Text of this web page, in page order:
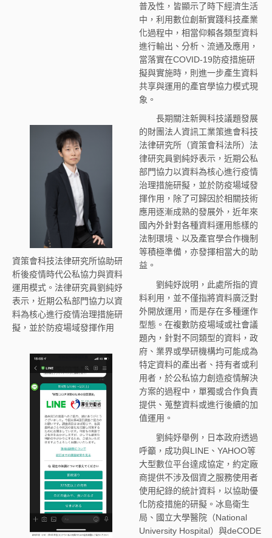
資策會科技法律研究所協助研
析後疫情時代公私協力與資料
運用模式。法律研究員劉純妤
表示，近期公私部門協力以資
料為核心進行疫情治理措施研
擬，並於防疫場域發揮作用
普及性，皆顯示了時下經濟生活
中，利用數位創新實踐科技產業
化過程中，相當仰賴各類型資料
進行輸出、分析、流通及應用，
當落實在COVID-19防疫措施研
擬與實施時，則進一步產生資料
共享與運用的產官學協力模式現
象。
長期關注新興科技議題發展
的財團法人資訊工業策進會科技
法律研究所（資策會科法所）法
律研究員劉純妤表示，近期公私
部門協力以資料為核心進行疫情
治理措施研擬，並於防疫場域發
揮作用，除了可歸因於相關技術
應用逐漸成熟的發展外，近年來
國內外針對各種資料運用態樣的
法制環境、以及產官學合作機制
等積極準備，亦發揮相當大的助
益。
劉純妤說明，此處所指的資
料利用，並不僅指將資料廣泛對
外開放運用，而是存在多種運作
型態。在複數防疫場域或社會議
題內，針對不同類型的資料，政
府、業界或學研機構均可能成為
特定資料的產出者、持有者或利
用者，於公私協力創造疫情解決
方案的過程中，單獨或合作負責
提供、蒐整資料或進行後續的加
值運用。
劉純妤舉例，日本政府透過
呼籲，成功與LINE、YAHOO等
大型數位平台達成協定，約定廠
商提供不涉及個資之服務使用者
使用紀錄的統計資料，以協助優
化防疫措施的研擬。冰島衛生
局、國立大學醫院（National
University Hospital）與deCODE